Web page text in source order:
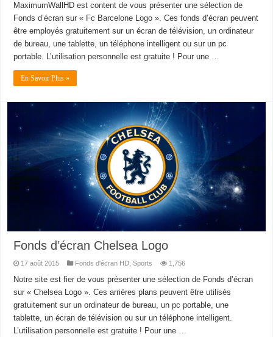
MaximumWallHD est content de vous présenter une sélection de
Fonds d’écran sur « Fc Barcelone Logo ». Ces fonds d’écran peuvent
être employés gratuitement sur un écran de télévision, un ordinateur
de bureau, une tablette, un téléphone intelligent ou sur un pc
portable. L’utilisation personnelle est gratuite ! Pour une …
En Savoir Plus »
Fonds d’écran Chelsea Logo
17 août 2015 Fonds d'écran HD ,Sports 1,756
Notre site est fier de vous présenter une sélection de Fonds d’écran
sur « Chelsea Logo ». Ces arrières plans peuvent être utilisés
gratuitement sur un ordinateur de bureau, un pc portable, une
tablette, un écran de télévision ou sur un téléphone intelligent.
L’utilisation personnelle est gratuite ! Pour une …